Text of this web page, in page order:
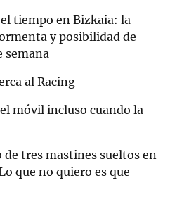
tiempo en Bizkaia: la
y posibilidad de
semana
al Racing
móvil incluso cuando la
tres mastines sueltos en
que no quiero es que